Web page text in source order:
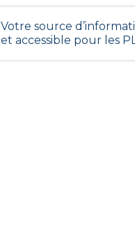
Votre source
et accessible pour les